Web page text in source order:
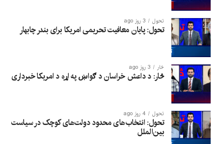
تحول 3 روز ago
تحول: پایان معافیت تحریمی امریکا برای بندر چابهار
څار 3 روز ago
څار: د داعش خراسان د ګواښ په اړه د امریکا خبرداری
تحول 4 روز ago
تحول: انتخاب‌های محدود دولت‌های کوچک در سیاست
بین‌الملل